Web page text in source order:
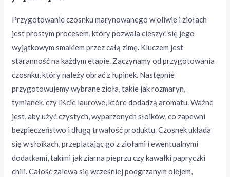
Przygotowanie czosnku marynowanego w oliwie i ziołach
jest prostym procesem, który pozwala cieszyć się jego
wyjątkowym smakiem przez całą zimę. Kluczem jest
staranność na każdym etapie. Zaczynamy od przygotowania
czosnku, który należy obrać z łupinek. Następnie
przygotowujemy wybrane zioła, takie jak rozmaryn,
tymianek, czy liście laurowe, które dodadzą aromatu. Ważne
jest, aby użyć czystych, wyparzonych słoików, co zapewni
bezpieczeństwo i długą trwałość produktu. Czosnek układa
się w słoikach, przeplatając go z ziołami i ewentualnymi
dodatkami, takimi jak ziarna pieprzu czy kawałki papryczki
chili. Całość zalewa się wcześniej podgrzanym olejem,